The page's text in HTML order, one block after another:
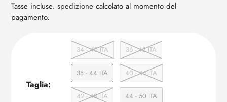
carrello
regolare
Tasse incluse. spedizione calcolato al momento del
pagamento.
Taglia:
34 - 40 ITA 36 - 42 ITA
38 - 44 ITA 40 - 46 ITA
42 - 48 ITA 44 - 50 ITA